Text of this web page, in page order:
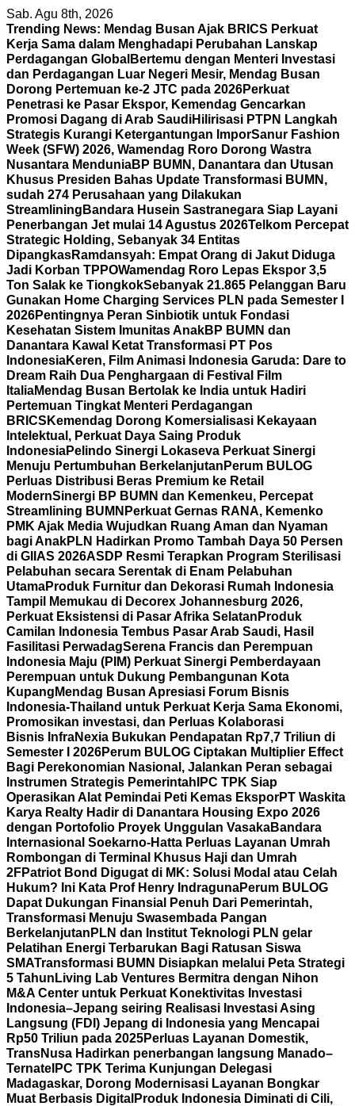
Skip
to
content
Sab. Agu 8th, 2026
Trending News: Mendag Busan Ajak BRICS Perkuat
Kerja Sama dalam Menghadapi Perubahan Lanskap
Perdagangan Global Bertemu dengan Menteri Investasi
dan Perdagangan Luar Negeri Mesir, Mendag Busan
Dorong Pertemuan ke-2 JTC pada 2026Perkuat
Penetrasi ke Pasar Ekspor, Kemendag Gencarkan
Promosi Dagang di Arab SaudiHilirisasi PTPN Langkah
Strategis Kurangi Ketergantungan ImporSanur Fashion
Week (SFW) 2026, Wamendag Roro Dorong Wastra
Nusantara MenduniaBP BUMN, Danantara dan Utusan
Khusus Presiden Bahas Update Transformasi BUMN,
sudah 274 Perusahaan yang Dilakukan
Streamlining Bandara Husein Sastranegara Siap Layani
Penerbangan Jet mulai 14 Agustus 2026Telkom Percepat
Strategic Holding, Sebanyak 34 Entitas
DipangkasRamdansyah: Empat Orang di Jakut Diduga
Jadi Korban TPPOWamendag Roro Lepas Ekspor 3,5
Ton Salak ke TiongkokSebanyak 21.865 Pelanggan Baru
Gunakan Home Charging Services PLN pada Semester I
2026Pentingnya Peran Sinbiotik untuk Fondasi
Kesehatan Sistem Imunitas AnakBP BUMN dan
Danantara Kawal Ketat Transformasi PT Pos
IndonesiaKeren, Film Animasi Indonesia Garuda: Dare to
Dream Raih Dua Penghargaan di Festival Film
ItaliaMendag Busan Bertolak ke India untuk Hadiri
Pertemuan Tingkat Menteri Perdagangan
BRICS Kemendag Dorong Komersialisasi Kekayaan
Intelektual, Perkuat Daya Saing Produk
IndonesiaPelindo Sinergi Lokaseva Perkuat Sinergi
Menuju Pertumbuhan Berkelanjutan Perum BULOG
Perluas Distribusi Beras Premium ke Retail
ModernSinergi BP BUMN dan Kemenkeu, Percepat
Streamlining BUMN Perkuat Gernas RANA, Kemenko
PMK Ajak Media Wujudkan Ruang Aman dan Nyaman
bagi AnakPLN Hadirkan Promo Tambah Daya 50 Persen
di GIIAS 2026ASDP Resmi Terapkan Program Sterilisasi
Pelabuhan secara Serentak di Enam Pelabuhan
UtamaProduk Furnitur dan Dekorasi Rumah Indonesia
Tampil Memukau di Decorex Johannesburg 2026,
Perkuat Eksistensi di Pasar Afrika Selatan Produk
Camilan Indonesia Tembus Pasar Arab Saudi, Hasil
Fasilitasi PerwadagSerena Francis dan Perempuan
Indonesia Maju (PIM) Perkuat Sinergi Pemberdayaan
Perempuan untuk Dukung Pembangunan Kota
Kupang Mendag Busan Apresiasi Forum Bisnis
Indonesia-Thailand untuk Perkuat Kerja Sama Ekonomi,
Promosikan investasi, dan Perluas Kolaborasi
Bisnis InfraNexia Bukukan Pendapatan Rp7,7 Triliun di
Semester I 2026Perum BULOG Ciptakan Multiplier Effect
Bagi Perekonomian Nasional, Jalankan Peran sebagai
Instrumen Strategis Pemerintah IPC TPK Siap
Operasikan Alat Pemindai Peti Kemas EksporPT Waskita
Karya Realty Hadir di Danantara Housing Expo 2026
dengan Portofolio Proyek Unggulan VasakaBandara
Internasional Soekarno-Hatta Perluas Layanan Umrah
Rombongan di Terminal Khusus Haji dan Umrah
2FPatriot Bond Digugat di MK: Solusi Modal atau Celah
Hukum? Ini Kata Prof Henry IndragunaPerum BULOG
Dapat Dukungan Finansial Penuh Dari Pemerintah,
Transformasi Menuju Swasembada Pangan
Berkelanjutan PLN dan Institut Teknologi PLN gelar
Pelatihan Energi Terbarukan Bagi Ratusan Siswa
SMATransformasi BUMN Disiapkan melalui Peta Strategi
5 Tahun Living Lab Ventures Bermitra dengan Nihon
M&A Center untuk Perkuat Konektivitas Investasi
Indonesia–Jepang seiring Realisasi Investasi Asing
Langsung (FDI) Jepang di Indonesia yang Mencapai
Rp50 Triliun pada 2025Perluas Layanan Domestik,
TransNusa Hadirkan penerbangan langsung Manado–
Ternate IPC TPK Terima Kunjungan Delegasi
Madagaskar, Dorong Modernisasi Layanan Bongkar
Muat Berbasis Digital Produk Indonesia Diminati di Cili,